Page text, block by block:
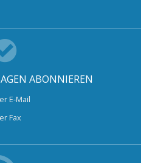
ABONNIEREN
E-Mail
Fax